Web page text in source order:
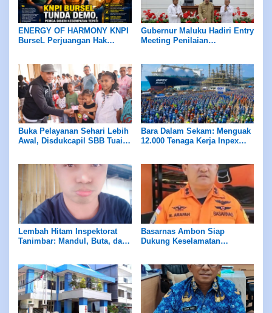
ENERGY OF HARMONY KNPI
BurseL Perjuangan Hak
Gubernur Maluku Hadiri Entry
Meeting Penilaian
Buka Pelayanan Sehari Lebih
Awal, Disdukcapil SBB Tuai
Bara Dalam Sekam: Menguak
12.000 Tenaga Kerja Inpex
Lembah Hitam Inspektorat
Tanimbar: Mandul, Buta, dan
Basarnas Ambon Siap
Dukung Keselamatan
Penunjang